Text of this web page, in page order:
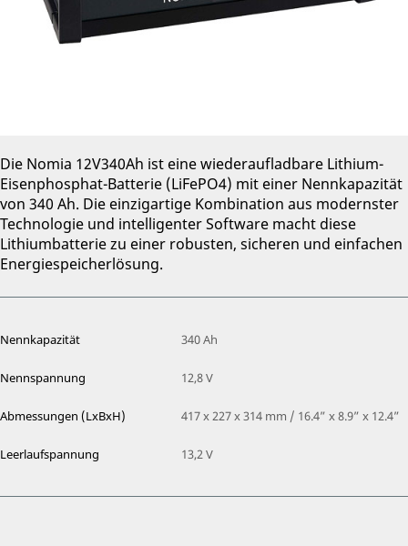
Die Nomia 12V340Ah ist eine wiederaufladbare Lithium-
Eisenphosphat-Batterie (LiFePO4) mit einer Nennkapazität
von 340 Ah. Die einzigartige Kombination aus modernster
Technologie und intelligenter Software macht diese
Lithiumbatterie zu einer robusten, sicheren und einfachen
Energiespeicherlösung.
Nennkapazität 340 Ah
Nennspannung 12,8 V
Abmessungen (LxBxH) 417 x 227 x 314 mm / 16.4” x 8.9” x 12.4”
Leerlaufspannung 13,2 V